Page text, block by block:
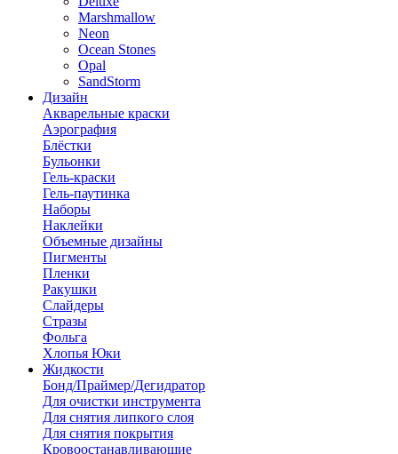
Marshmallow
Neon
Ocean Stones
Opal
SandStorm
Дизайн
Акварельные краски
Аэрография
Блёстки
Бульонки
Гель-краски
Гель-паутинка
Наборы
Наклейки
Объемные дизайны
Пигменты
Пленки
Ракушки
Слайдеры
Стразы
Фольга
Хлопья Юки
Жидкости
Бонд/Праймер/Дегидратор
Для очистки инструмента
Для снятия липкого слоя
Для снятия покрытия
Кровоостанавливающие